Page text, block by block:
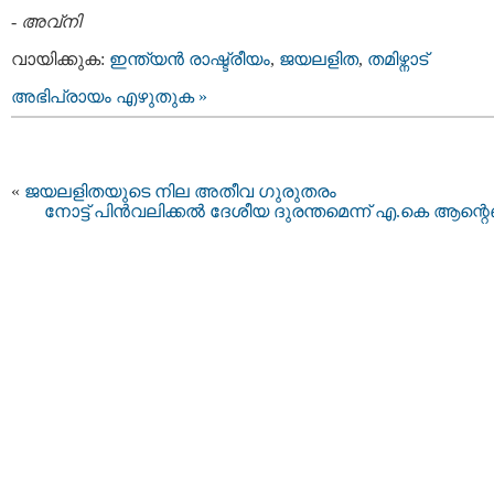
- അവ്നി
വായിക്കുക: ഇന്ത്യന്‍ രാഷ്ട്രീയം, ജയലളിത, തമിഴ്നാട്
അഭിപ്രായം എഴുതുക »
« ജയലളിതയുടെ നില അതീവ ഗുരുതരം
നോട്ട് പിൻവലിക്കൽ ദേശീയ ദുരന്തമെന്ന് എ.കെ